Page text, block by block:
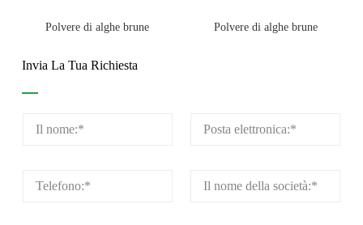
Polvere di alghe brune Polvere di alghe brune
Invia La Tua Richiesta